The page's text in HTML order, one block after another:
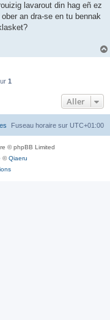
lavarout din hag eñ ez
an dra-se en tu bennak
1
Aller
Fuseau horaire sur UTC+01:00
© phpBB Limited
©Qiaeru